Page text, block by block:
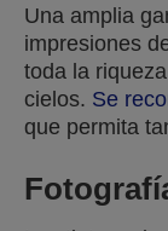
Una amplia
impresiones
toda la
cielos. Se
que permita